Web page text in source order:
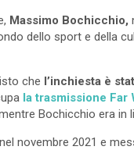
Massimo Bochicchio,
dello sport e della
che l’inchiesta è
la trasmissione Far
Bochicchio era in
novembre 2021 e